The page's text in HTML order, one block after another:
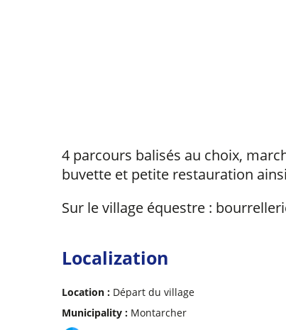
4 parcours balisés au choix,
buvette et petite restauration
Sur le village équestre :
Localization
Location : Départ du village
Municipality : Montarcher